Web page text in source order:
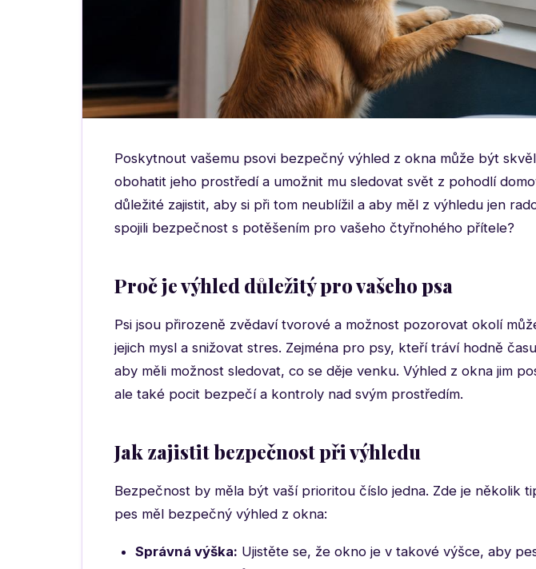
Poskytnout vašemu psovi bezpečný výhled z okna může být
obohatit jeho prostředí a umožnit mu sledovat svět z pohodlí
důležité zajistit, aby si při tom neublížil a aby měl z výhledu jen
spojili bezpečnost s potěšením pro vašeho čtyřnohého přítele?
Proč je výhled důležitý pro vašeho psa
Psi jsou přirozeně zvědaví tvorové a možnost pozorovat okolí
jejich mysl a snižovat stres. Zejména pro psy, kteří tráví hodně
aby měli možnost sledovat, co se děje venku. Výhled z okna jim
ale také pocit bezpečí a kontroly nad svým prostředím.
Jak zajistit bezpečnost při výhledu
Bezpečnost by měla být vaší prioritou číslo jedna. Zde je několik
pes měl bezpečný výhled z okna:
Správná výška: Ujistěte se, že okno je v takové výšce, aby